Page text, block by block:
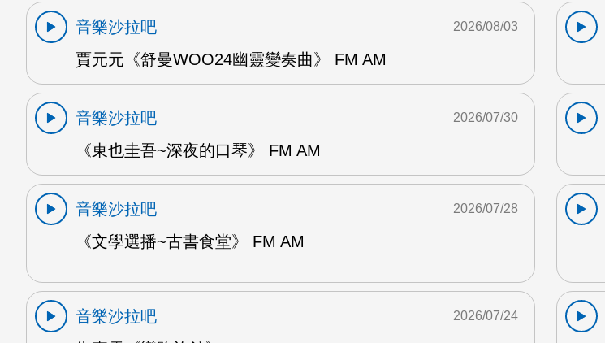
音樂沙拉吧
賈元元《舒曼WOO24幽靈變奏曲》 FM AM
2026/08/03
音樂沙拉吧
《東也圭吾~深夜的口琴》 FM AM
2026/07/30
音樂沙拉吧
《文學選播~古書食堂》 FM AM
2026/07/28
音樂沙拉吧
2026/07/24